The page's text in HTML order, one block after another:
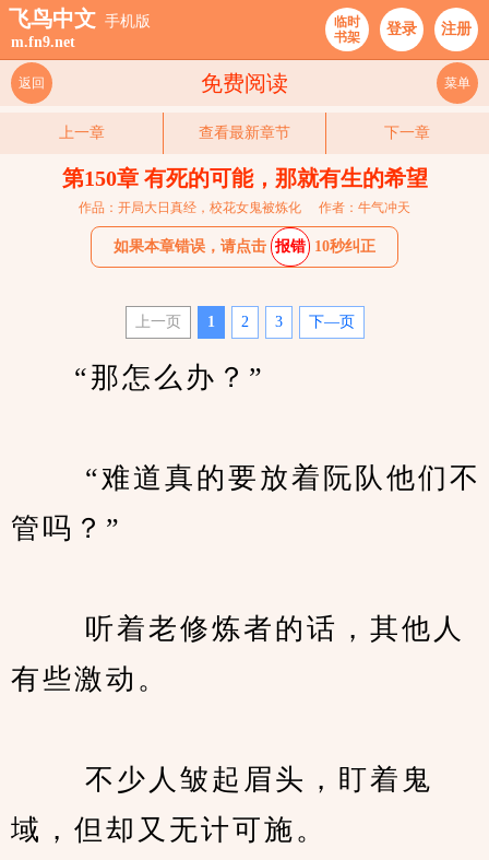
飞鸟中文 手机版
m.fn9.net
临时
书架
登录 注册
免费阅读
返回 菜单
上一章 查看最新章节 下一章
第150章 有死的可能，那就有生的希望
作品：开局大日真经，校花女鬼被炼化 作者：牛气冲天
如果本章错误，请点击 报错 10秒纠正
上一页 1 2 3 下—页
“那怎么办？”
“难道真的要放着阮队他们不
管吗？”
听着老修炼者的话，其他人
有些激动。
不少人皱起眉头，盯着鬼
域，但却又无计可施。